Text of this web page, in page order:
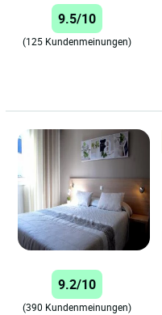
9.5/10
(125 Kundenmeinungen)
9.2/10
(390 Kundenmeinungen)